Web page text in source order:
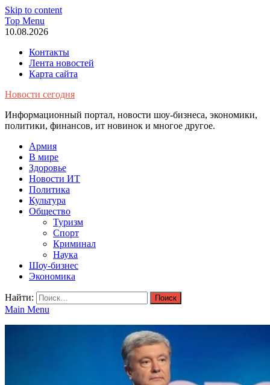
Skip to content
Top Menu
10.08.2026
Контакты
Лента новостей
Карта сайта
Новости сегодня
Информационный портал, новости шоу-бизнеса, экономики,
политики, финансов, ит новинок и многое другое.
Армия
В мире
Здоровье
Новости ИТ
Политика
Культура
Общество
Туризм
Спорт
Криминал
Наука
Шоу-бизнес
Экономика
Найти:
Main Menu